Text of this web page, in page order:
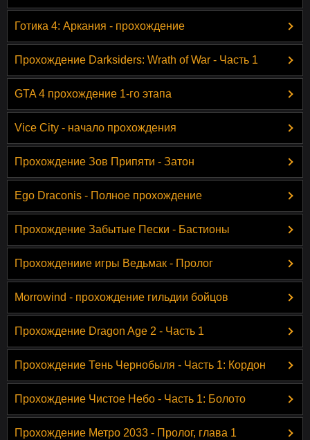
Готика 4: Аркания - прохождение
Прохождение Darksiders: Wrath of War - Часть 1
GTA 4 прохождение 1-го этапа
Vice City - начало прохождения
Прохождение Зов Припяти - Затон
Ego Draconis - Полное прохождение
Прохождение Забытые Пески - Бастионы
Прохождениие игры Ведьмак - Пролог
Morrowind - прохождение гильдии бойцов
Прохождение Dragon Age 2 - Часть 1
Прохождение Тень Чернобыля - Часть 1: Кордон
Прохождение Чистое Небо - Часть 1: Болото
Прохождение Метро 2033 - Пролог, глава 1